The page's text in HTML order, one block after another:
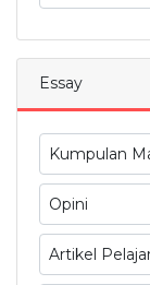
Essay
Kumpulan
Opini
Artikel